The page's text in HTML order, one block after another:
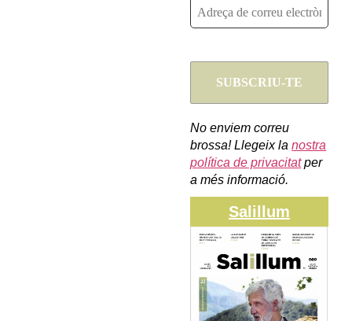
No enviem correu
brossa! Llegeix lanostra
política de privacitatper
a més informació.
Salillum